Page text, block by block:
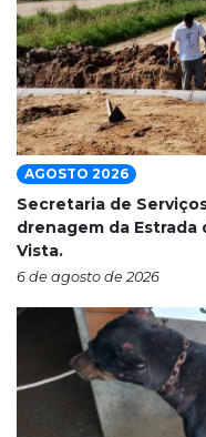
AGOSTO 2026
Secretaria de
drenagem da Estrada
Vista.
6 de agosto de 2026